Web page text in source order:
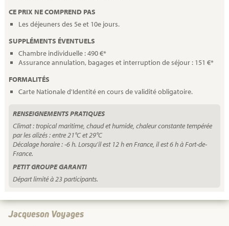
CE PRIX NE COMPREND PAS
Les déjeuners des 5e et 10e jours.
SUPPLÉMENTS ÉVENTUELS
Chambre individuelle : 490 €*
Assurance annulation, bagages et interruption de séjour : 151 €*
FORMALITÉS
Carte Nationale d'Identité en cours de validité obligatoire.
RENSEIGNEMENTS PRATIQUES
Climat : tropical maritime, chaud et humide, chaleur constante tempérée
par les alizés : entre 21°C et 29°C
Décalage horaire : -6 h. Lorsqu’il est 12 h en France, il est 6 h à Fort-de-
France.
PETIT GROUPE GARANTI
Départ limité à 23 participants.
Jacqueson Voyages